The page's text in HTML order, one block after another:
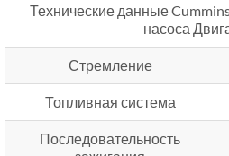
Технические данные
насоса
Стремление
Топливная система
Последовательность